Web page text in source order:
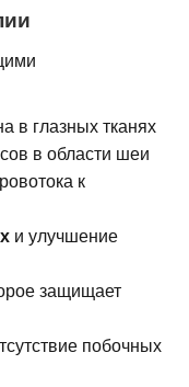
в глазных тканях
в области шеи
к
и улучшение
защищает
побочных